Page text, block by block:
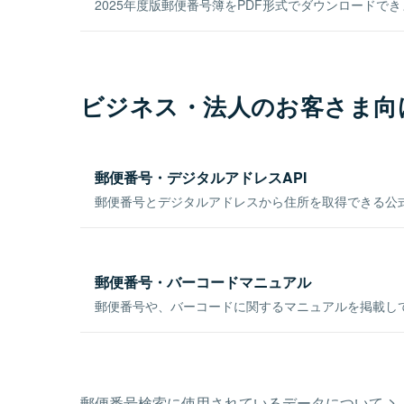
2025年度版郵便番号簿をPDF形式でダウンロードで
ビジネス・法人のお客さま
郵便番号・デジタルアドレスAPI
郵便番号とデジタルアドレスから住所を取得できる公
郵便番号・バーコードマニュアル
郵便番号や、バーコードに関するマニュアルを掲載し